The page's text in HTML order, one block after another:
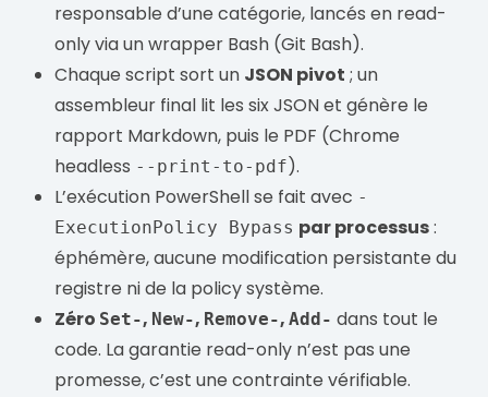
responsable d’une catégorie, lancés en read-
only via un wrapper Bash (Git Bash).
Chaque script sort un JSON pivot ; un
assembleur final lit les six JSON et génère le
rapport Markdown, puis le PDF (Chrome
headless --print-to-pdf).
L’exécution PowerShell se fait avec -
ExecutionPolicy Bypass par processus:
éphémère, aucune modification persistante du
registre ni de la policy système.
Zéro Set-, New-, Remove-, Add- dans tout le
code. La garantie read-only n’est pas une
promesse, c’est une contrainte vérifiable.